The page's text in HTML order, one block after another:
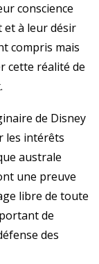
conscience
et à leur désir
compris mais
cette réalité de
de Disney
les intérêts
australe
une preuve
libre de toute
de
des